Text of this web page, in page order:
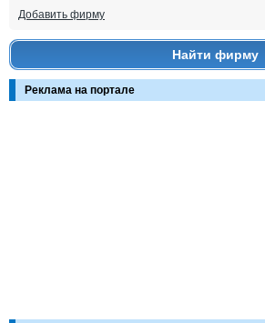
Добавить фирму
Найти фирму
Реклама на портале